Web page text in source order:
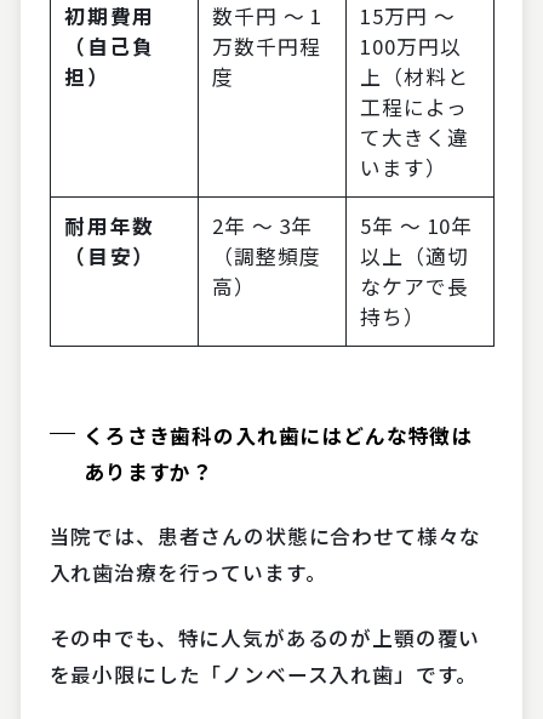
初期費用
（自己負
担）
数千円 〜 1
万数千円程
度
15万円 〜
100万円以
上（材料と
工程によっ
て大きく違
います）
耐用年数
（目安）
2年 〜 3年
（調整頻度
高）
5年 〜 10年
以上（適切
なケアで長
持ち）
くろさき歯科の入れ歯にはどんな特徴は
ありますか？
当院では、患者さんの状態に合わせて様々な
入れ歯治療を行っています。
その中でも、特に人気があるのが上顎の覆い
を最小限にした「ノンベース入れ歯」です。